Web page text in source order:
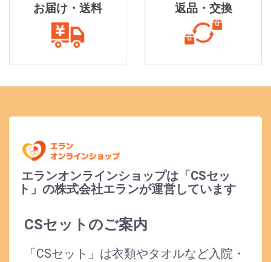
お届け・送料 返品・交換
エランオンラインショップは「CSセッ
ト」の株式会社エランが運営しています
CSセットのご案内
「CSセット」は衣類やタオルなど入院・